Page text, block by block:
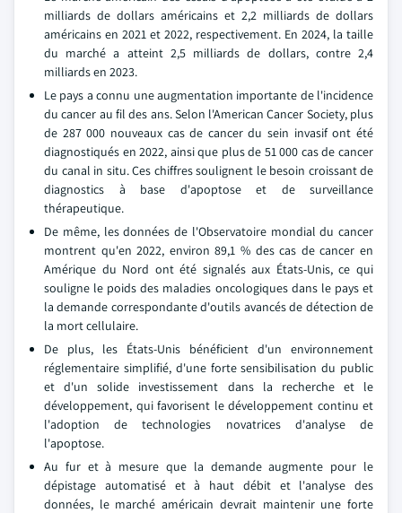
milliards de dollars américains et 2,2 milliards de dollars
américains en 2021 et 2022, respectivement. En 2024, la taille
du marché a atteint 2,5 milliards de dollars, contre 2,4
milliards en 2023.
Le pays a connu une augmentation importante de l'incidence
du cancer au fil des ans. Selon l'American Cancer Society, plus
de 287 000 nouveaux cas de cancer du sein invasif ont été
diagnostiqués en 2022, ainsi que plus de 51 000 cas de cancer
du canal in situ. Ces chiffres soulignent le besoin croissant de
diagnostics à base d'apoptose et de surveillance
thérapeutique.
De même, les données de l'Observatoire mondial du cancer
montrent qu'en 2022, environ 89,1 % des cas de cancer en
Amérique du Nord ont été signalés aux États-Unis, ce qui
souligne le poids des maladies oncologiques dans le pays et
la demande correspondante d'outils avancés de détection de
la mort cellulaire.
De plus, les États-Unis bénéficient d'un environnement
réglementaire simplifié, d'une forte sensibilisation du public
et d'un solide investissement dans la recherche et le
développement, qui favorisent le développement continu et
l'adoption de technologies novatrices d'analyse de
l'apoptose.
Au fur et à mesure que la demande augmente pour le
dépistage automatisé et à haut débit et l'analyse des
données, le marché américain devrait maintenir une forte